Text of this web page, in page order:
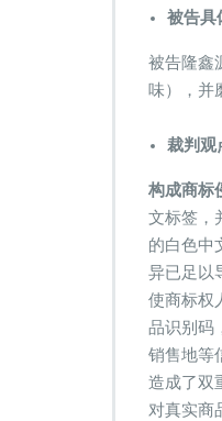
被告具
被告隆鑫
味），并
裁判观
构成商标
文标签，
的白色中
异已足以
使商标权
品识别码
销售地等
造成了双
对真实商